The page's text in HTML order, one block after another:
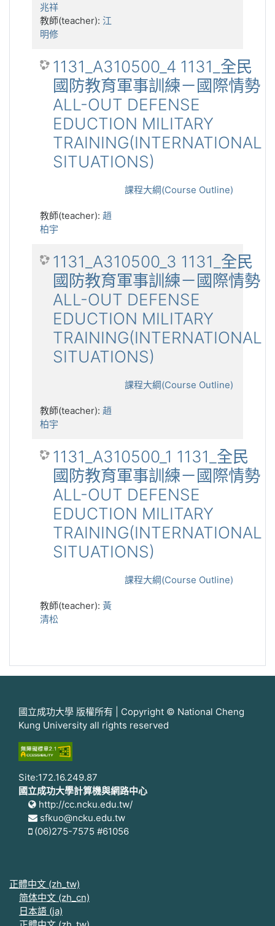
兆祥
教師(teacher): 江
明修
1131_A310500_4 1131_全民
國防教育軍事訓練－國際情勢
ALL-OUT DEFENSE
EDUCTION MILITARY
TRAINING(INTERNATIONAL
SITUATIONS)
課程大綱(Course Outline)
教師(teacher): 趙
柏宇
1131_A310500_3 1131_全民
國防教育軍事訓練－國際情勢
ALL-OUT DEFENSE
EDUCTION MILITARY
TRAINING(INTERNATIONAL
SITUATIONS)
課程大綱(Course Outline)
教師(teacher): 趙
柏宇
1131_A310500_1 1131_全民
國防教育軍事訓練－國際情勢
ALL-OUT DEFENSE
EDUCTION MILITARY
TRAINING(INTERNATIONAL
SITUATIONS)
課程大綱(Course Outline)
教師(teacher): 黃
清松
國立成功大學 版權所有 | Copyright © National Cheng
Kung University all rights reserved
Site:172.16.249.87
國立成功大學計算機與網路中心
http://cc.ncku.edu.tw/
sfkuo@ncku.edu.tw
(06)275-7575 #61056
正體中文 ‎(zh_tw)‎
简体中文 ‎(zh_cn)‎
日本語 ‎(ja)‎